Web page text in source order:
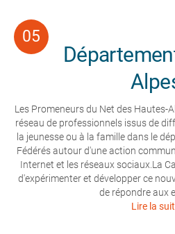
Les Promeneurs du Net des Hautes-
réseau de professionnels issus de
la jeunesse ou à la famille dans le
Fédérés autour d'une action
Internet et les réseaux sociaux.La
d'expérimenter et développer ce
de répondre aux
Lire la